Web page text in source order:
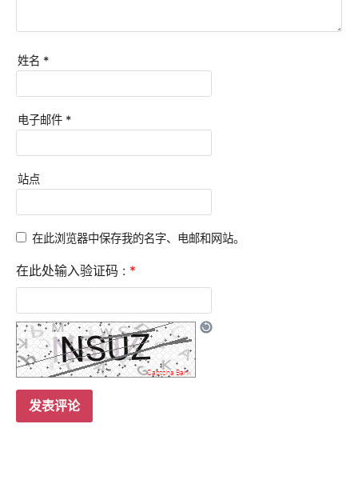
姓名 *
电子邮件 *
站点
在此浏览器中保存我的名字、电邮和网站。
在此处输入验证码 : *